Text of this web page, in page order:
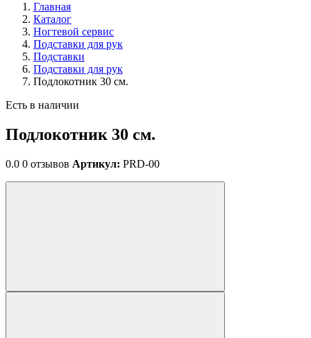
Главная
Каталог
Ногтевой сервис
Подставки для рук
Подставки
Подставки для рук
Подлокотник 30 см.
Есть в наличии
Подлокотник 30 см.
0.0 0 отзывов Артикул: PRD-00